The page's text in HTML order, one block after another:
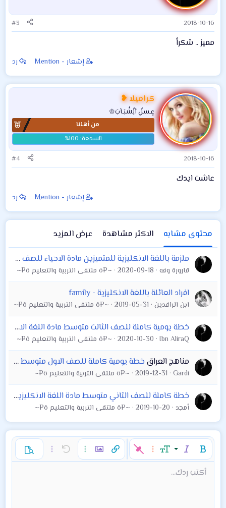
2018-10-16
#3
مميز .. شكراً
إشعار - Mention رد
كراميلا ❥
عٍـسلُِ آلُِشُبَـآبَ♔
من أهلنا
2018-10-16
#4
عاشت ايدك
إشعار - Mention رد
محتوى مشابه الاكثر مشاهدة
عرض المزيد
ملزمة باللغة الانكليزية للمتميزين مادة الاحياء للصف الاول متوسط إعداد نادية خليل النعيمي
قارورة وفه 2020-09-18 ~¤ô ملتقى التربية والتعليم ô¤~
افراد العائلة باللغة الانكليزية - family
ابن الرافدين 2019-05-31 ~¤ô ملتقى التربية والتعليم ô¤~
خطة يومية كاملة للصف الثالث متوسط مادة اللغة الانكليزية قابلة للطباعة
Ibn AliraQ
2020-10-30 ~¤ô ملتقى التربية والتعليم ô¤~
مناهج العراق خطة يومية كاملة للصف الاول متوسط مادة اللغة الانكليزية قابلة للطباعة
Gardi
2019-12-31 ~¤ô ملتقى التربية والتعليم ô¤~
خطة كاملة للصف الثاني متوسط مادة اللغة الانكليزية خطة يومية
أمجد 2019-10-20 ~¤ô ملتقى التربية والتعليم ô¤~
غامق مائل حجم الخط
9
10
خيارات إضافية…إدراج رابطإدراج صورةخيارات إضافية…
تراجع خيارات إضافية…
معاينة
لون النصBackground Color
عائلة الخطالإبتسامات
إقتباسميديا إعادةتبديل الـ BB codeإزالة التنسيقأكتب ردك...